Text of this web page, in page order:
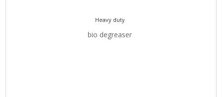
Heavy duty
bio degreaser